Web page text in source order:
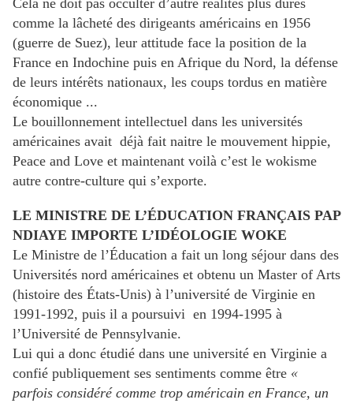
comme la lâcheté des dirigeants américains en 1956
(guerre de Suez), leur attitude face la position de la
France en Indochine puis en Afrique du Nord, la défense
de leurs intérêts nationaux, les coups tordus en matière
économique ...
Le bouillonnement intellectuel dans les universités
américaines avait déjà fait naitre le mouvement hippie,
Peace and Love et maintenant voilà c’est le wokisme
autre contre-culture qui s’exporte.
LE MINISTRE DE L’ÉDUCATION FRANÇAIS PAP
NDIAYE IMPORTE L’IDÉOLOGIE WOKE
Le Ministre de l’Éducation a fait un long séjour dans des
Universités nord américaines et obtenu un Master of Arts
(histoire des États-Unis) à l’université de Virginie en
1991-1992, puis il a poursuivi en 1994-1995 à
l’Université de Pennsylvanie.
Lui qui a donc étudié dans une université en Virginie a
confié publiquement ses sentiments comme être «
parfois considéré comme trop américain en France, un